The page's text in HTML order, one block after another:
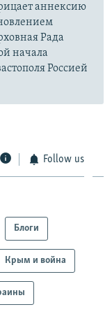
аннексию
Рада
начала
Россией
Follow us
Блоги
Крым и война